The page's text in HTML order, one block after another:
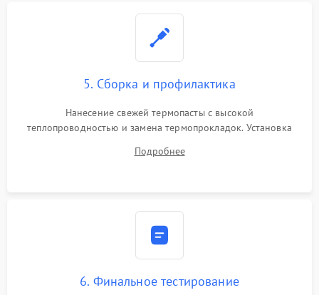
5. Сборка и профилактика
Нанесение свежей термопасты с высокой
теплопроводностью и замена термопрокладок. Установка
шлейфов, модулей памяти и накопителей. Предварительная
Подробнее
6. Финальное тестирование